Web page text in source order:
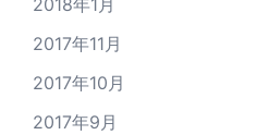
2018年1月
2017年11月
2017年10月
2017年9月